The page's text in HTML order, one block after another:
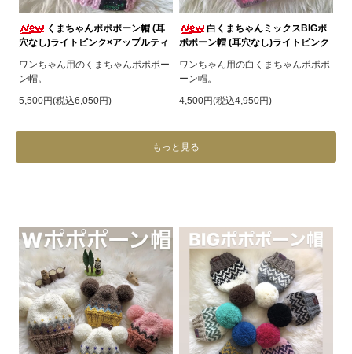
くまちゃんポポポーン帽 (耳
穴なし)ライトピンク×アップルティ
ワンちゃん用のくまちゃんポポポー
ン帽。
5,500円(税込6,050円)
白くまちゃんミックスBIGポ
ポポーン帽 (耳穴なし)ライトピンク
ワンちゃん用の白くまちゃんポポポ
ーン帽。
4,500円(税込4,950円)
もっと見る